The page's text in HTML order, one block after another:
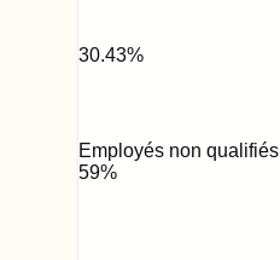
30.43%
Employés non qualifiés
59%